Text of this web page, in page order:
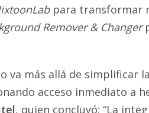
para transformar
Remover & Changer
va más allá de simplificar
acceso inmediato a
, quien concluyó: “La